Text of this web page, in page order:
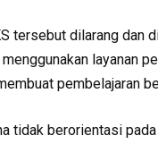
tersebut dilarang dan
layanan
pembelajaran
tidak berorientasi